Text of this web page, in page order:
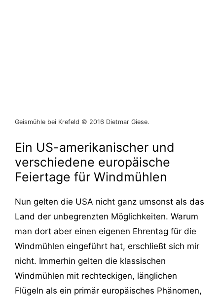
Geismühle bei Krefeld © 2016 Dietmar Giese.
Ein US-amerikanischer und
verschiedene europäische
Feiertage für Windmühlen
Nun gelten die USA nicht ganz umsonst als das
Land der unbegrenzten Möglichkeiten. Warum
man dort aber einen eigenen Ehrentag für die
Windmühlen eingeführt hat, erschließt sich mir
nicht. Immerhin gelten die klassischen
Windmühlen mit rechteckigen, länglichen
Flügeln als ein primär europäisches Phänomen,